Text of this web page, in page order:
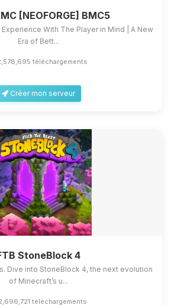
[NEOFORGE] BMC5
Experience With The Player in Mind | A New
Era of Bett...
téléchargements
Créer mon serveur
StoneBlock 4
Dive into StoneBlock 4, the next evolution
of Minecraft’s u...
téléchargements